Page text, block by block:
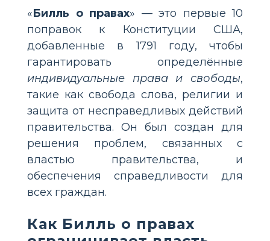
«Билль о правах» — это первые 10
поправок к Конституции США,
добавленные в 1791 году, чтобы
гарантировать определённые
индивидуальные права и свободы,
такие как свобода слова, религии и
защита от несправедливых действий
правительства. Он был создан для
решения проблем, связанных с
властью правительства, и
обеспечения справедливости для
всех граждан.
Как Билль о правах